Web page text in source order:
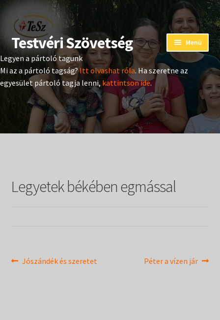
Ugrás
a
navigációhoz
Kilépés
a
tartalomba
Testvéri Szövetség Menü
Eseménynaptár
Adományozás
Pártoló tag belépés
Kiadványok
menu
Legyen a pártoló tagunk
Mi az a pártoló tagság?Itt olvashat róla. Ha szeretne az
egyesület pártoló tagja lenni, kattintson ide.
Legyetek békében egmással
Bejegyzés
Previous
Jószándék és szeretet
Next
Péter a vízen jár